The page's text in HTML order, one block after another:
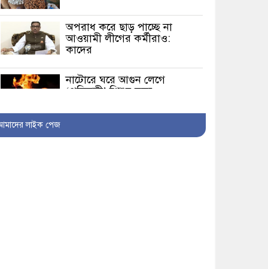
অপরাধ করে ছাড় পাচ্ছে না
আওয়ামী লীগের কর্মীরাও:
কাদের
নাটোরে ঘরে আগুন লেগে
‘প্রতিবন্ধী’ শিশুর মৃত্যু
ধর্ষণ মামলার আসামির
লাইক পেজ